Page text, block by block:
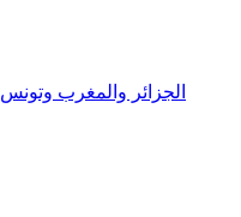
/ الجزائر والمغرب وتونس